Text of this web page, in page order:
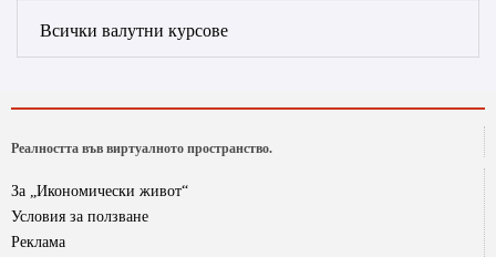
Всички валутни курсове
Реалността във виртуалното пространство.
За „Икономически живот“
Условия за ползване
Реклама